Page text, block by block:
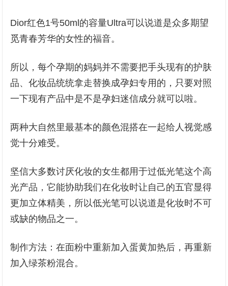
Dior红色1号50ml的容量Ultra可以说道是众多期望
觅青春芳华的女性的福音。
所以，每个孕期的妈妈并不需要把手头现有的护肤
品、化妆品统统拿走替换成孕妇专用的，只要对照
一下现有产品中是不是孕妇迷信成分就可以啦。
两种大自然里最基本的颜色混搭在一起给人视觉感
觉十分难受。
坚信大多数讨厌化妆的女生都用于过低光笔这个高
光产品，它能协助我们在化妆时让自己的五官显得
更加立体精美，所以低光笔可以说道是化妆时不可
或缺的物品之一。
制作方法：在面粉中重新加入蛋黄加热后，再重新
加入绿茶粉混合。